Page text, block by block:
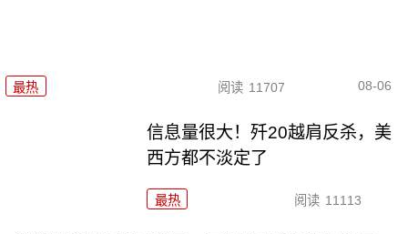
最热 阅读 11707 08-06
信息量很大！歼20越肩反杀，美
西方都不淡定了
最热 阅读 11113